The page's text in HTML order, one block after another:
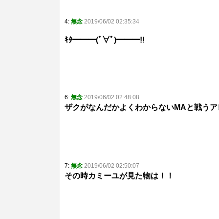
4: 無念 2019/06/02 02:35:34
ｷﾀ━━━(ﾟ∀ﾟ)━━━!!
6: 無念 2019/06/02 02:48:08
ザクがなんだかよくわからないMAと戦うア
7: 無念 2019/06/02 02:50:07
その時カミーユが見た物は！！